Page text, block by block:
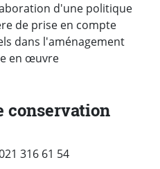
d'une politique
de prise en compte
dans l'aménagement
en œuvre
conservation
316 61 54